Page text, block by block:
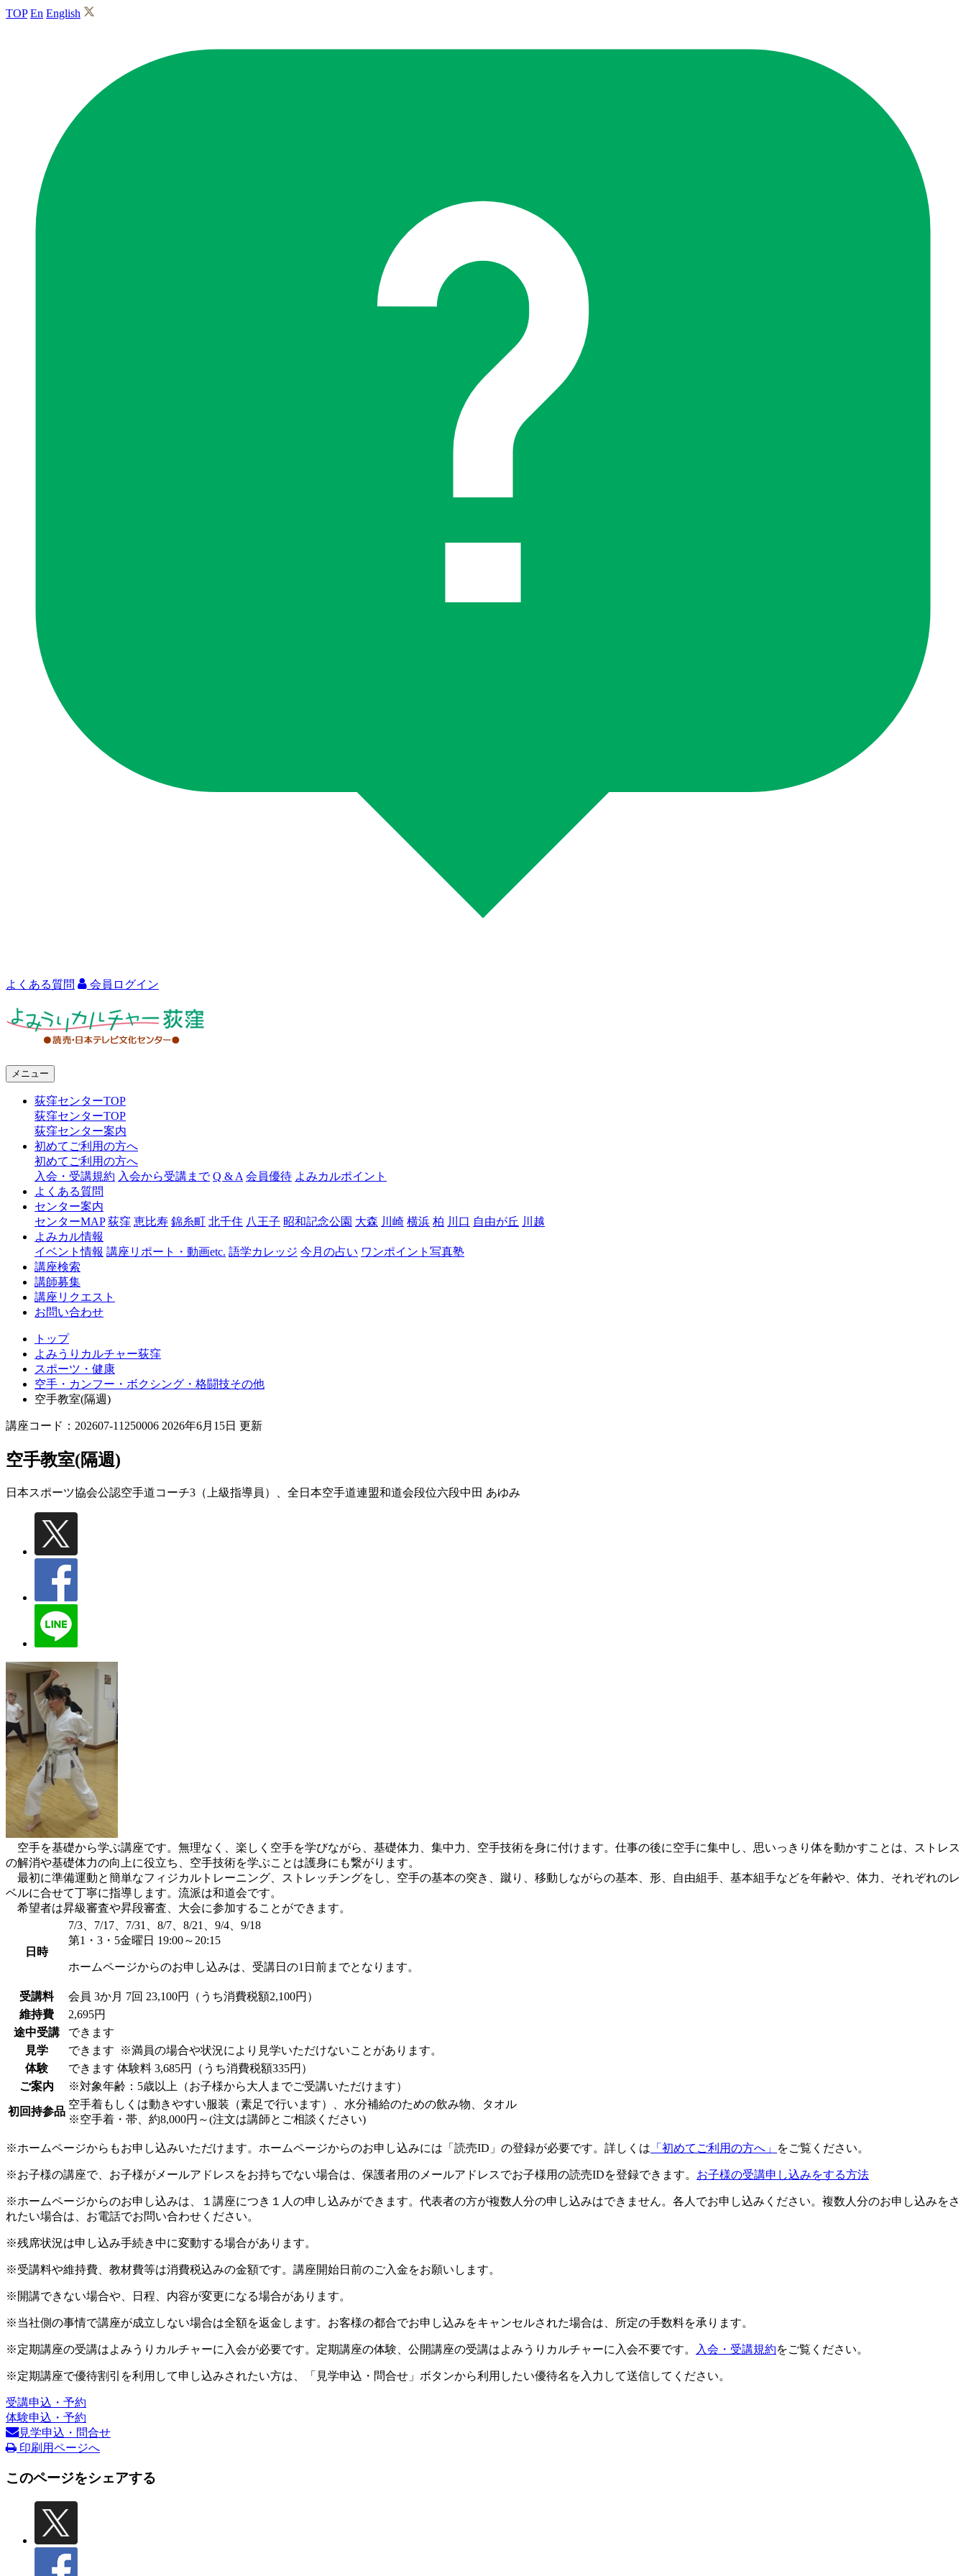
TOP En English
よくある質問 会員ログイン
ャ
荻
窪
メニュー
荻窪センターTOP
荻窪センターTOP
荻窪センター案内
初めてご利用の方へ
初めてご利用の方へ
入会・受講規約 入会から受講まで Q & A 会員優待 よみカルポイント
よくある質問
センター案内
センターMAP 荻窪 恵比寿 錦糸町 北千住 八王子 昭和記念公園 大森 川崎 横浜 柏 川口 自由が丘 川越
よみカル情報
イベント情報 講座リポート・動画etc. 語学カレッジ 今月の占い ワンポイント写真塾
講座検索
講師募集
講座リクエスト
お問い合わせ
トップ
よみうりカルチャー荻窪
スポーツ・健康
空手・カンフー・ボクシング・格闘技その他
空手教室(隔週)
講座コード：202607-11250006 2026年6月15日 更新
空手教室(隔週)
日本スポーツ協会公認空手道コーチ3（上級指導員）、全日本空手道連盟和道会段位六段中田 あゆみ
空手を基礎から学ぶ講座です。無理なく、楽しく空手を学びながら、基礎体力、集中力、空手技術を身に付けます。仕事の後に空手に集中し、思いっきり体を動かすことは、ストレス
の解消や基礎体力の向上に役立ち、空手技術を学ぶことは護身にも繋がります。
最初に準備運動と簡単なフィジカルトレーニング、ストレッチングをし、空手の基本の突き、蹴り、移動しながらの基本、形、自由組手、基本組手などを年齢や、体力、それぞれのレ
ベルに合せて丁寧に指導します。流派は和道会です。
希望者は昇級審査や昇段審査、大会に参加することができます。
日時
7/3、7/17、7/31、8/7、8/21、9/4、9/18
第1・3・5金曜日 19:00～20:15
ホームページからのお申し込みは、受講日の1日前までとなります。
受講料 会員 3か月 7回 23,100円（うち消費税額2,100円）
維持費
2,695円
途中受講
できます
見学
できます
※満員の場合や状況により見学いただけないことがあります。
体験
できます 体験料 3,685円（うち消費税額335円）
ご案内
※対象年齢：5歳以上（お子様から大人までご受講いただけます）
初回持参品
空手着もしくは動きやすい服装（素足で行います）、水分補給のための飲み物、タオル
※空手着・帯、約8,000円～(注文は講師とご相談ください)
※ホームページからもお申し込みいただけます。ホームページからのお申し込みには「読売ID」の登録が必要です。詳しくは 「初めてご利用の方へ」 をご覧ください。
※お子様の講座で、お子様がメールアドレスをお持ちでない場合は、保護者用のメールアドレスでお子様用の読売IDを登録できます。 お子様の受講申し込みをする方法
※ホームページからのお申し込みは、１講座につき１人の申し込みができます。代表者の方が複数人分の申し込みはできません。各人でお申し込みください。複数人分のお申し込みをさ
れたい場合は、お電話でお問い合わせください。
※残席状況は申し込み手続き中に変動する場合があります。
※受講料や維持費、教材費等は消費税込みの金額です。講座開始日前のご入金をお願いします。
※開講できない場合や、日程、内容が変更になる場合があります。
※当社側の事情で講座が成立しない場合は全額を返金します。お客様の都合でお申し込みをキャンセルされた場合は、所定の手数料を承ります。
※定期講座の受講はよみうりカルチャーに入会が必要です。定期講座の体験、公開講座の受講はよみうりカルチャーに入会不要です。 入会・受講規約をご覧ください。
※定期講座で優待割引を利用して申し込みされたい方は、「見学申込・問合せ」ボタンから利用したい優待名を入力して送信してください。
受講申込・予約
体験申込・予約
見学申込・問合せ
印刷用ページへ
このページをシェアする